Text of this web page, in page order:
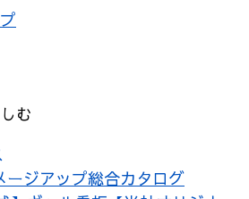
む
ージアップ総合カタログ